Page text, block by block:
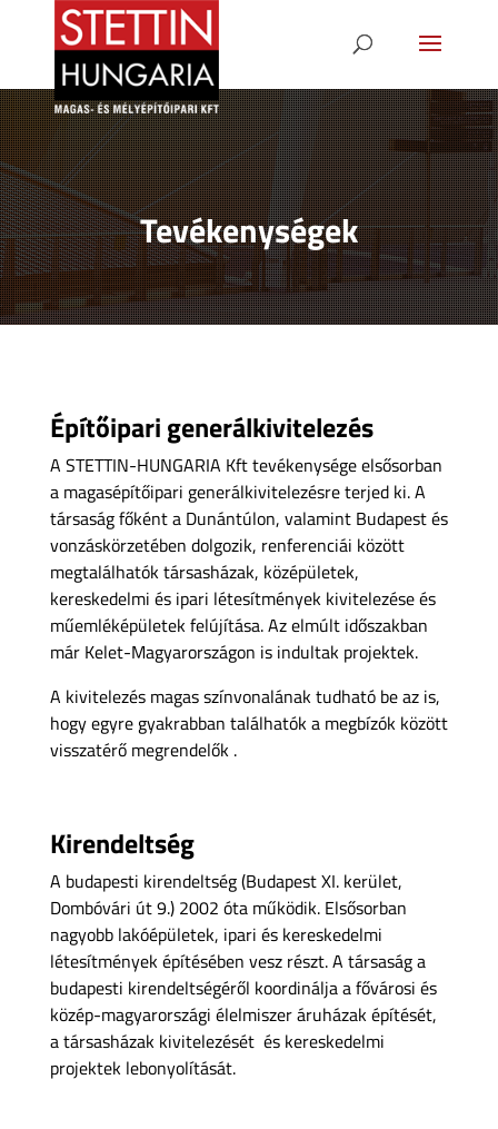
Tevékenységek
Építőipari generálkivitelezés
A STETTIN-HUNGARIA Kft tevékenysége elsősorban
a magasépítőipari generálkivitelezésre terjed ki. A
társaság főként a Dunántúlon, valamint Budapest és
vonzáskörzetében dolgozik, renferenciái között
megtalálhatók társasházak, középületek,
kereskedelmi és ipari létesítmények kivitelezése és
műemléképületek felújítása. Az elmúlt időszakban
már Kelet-Magyarországon is indultak projektek.
A kivitelezés magas színvonalának tudható be az is,
hogy egyre gyakrabban találhatók a megbízók között
visszatérő megrendelők .
Kirendeltség
A budapesti kirendeltség (Budapest XI. kerület,
Dombóvári út 9.) 2002 óta működik. Elsősorban
nagyobb lakóépületek, ipari és kereskedelmi
létesítmények építésében vesz részt. A társaság a
budapesti kirendeltségéről koordinálja a fővárosi és
közép-magyarországi élelmiszer áruházak építését,
a társasházak kivitelezését és kereskedelmi
projektek lebonyolítását.